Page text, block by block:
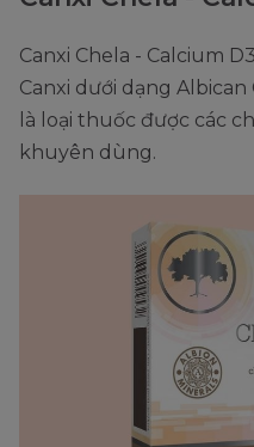
Canxi Chela - Calcium
Canxi dưới dạng
là loại thuốc được các
khuyên dùng.